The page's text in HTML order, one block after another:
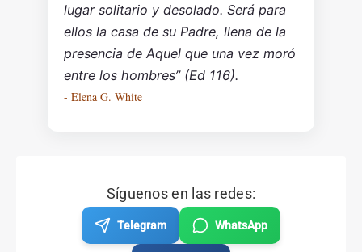
lugar solitario y desolado. Será para
ellos la casa de su Padre, llena de la
presencia de Aquel que una vez moró
entre los hombres” (Ed 116).
- Elena G. White
Síguenos en las redes:
Telegram WhatsApp